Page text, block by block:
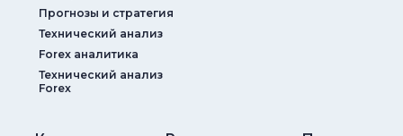
Прогнозы и стратегия
Технический анализ
Forex аналитика
Технический анализ
Forex